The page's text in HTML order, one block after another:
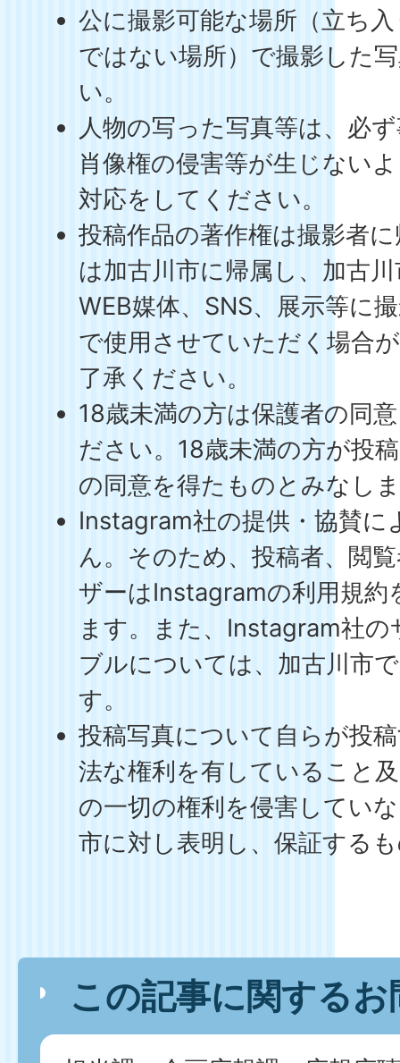
公に撮影可能な場所（立ち
ではない場所）で撮影した
い。
人物の写った写真等は、必
肖像権の侵害等が生じない
対応をしてください。
投稿作品の著作権は撮影者
は加古川市に帰属し、加古
WEB媒体、SNS、展示等に
で使用させていただく場合
了承ください。
18歳未満の方は保護者の同
ださい。18歳未満の方が投
の同意を得たものとみなし
Instagram社の提供・協賛
ん。そのため、投稿者、閲
ザーはInstagramの利用規約
ます。また、Instagram社
ブルについては、加古川市
す。
投稿写真について自らが投
法な権利を有していること
の一切の権利を侵害してい
市に対し表明し、保証する
この記事に関する